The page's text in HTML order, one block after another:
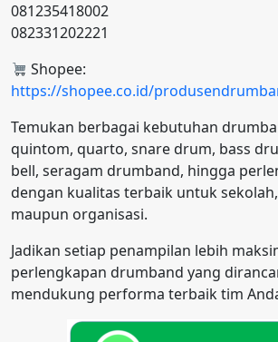
081235418002
082331202221
Shopee:
https://shopee.co.id/
Temukan berbagai kebutuhan
quintom, quarto, snare drum, bass
bell, seragam drumband, hingga
dengan kualitas terbaik untuk
maupun organisasi.
Jadikan setiap penampilan lebih
perlengkapan drumband yang
mendukung performa terbaik tim